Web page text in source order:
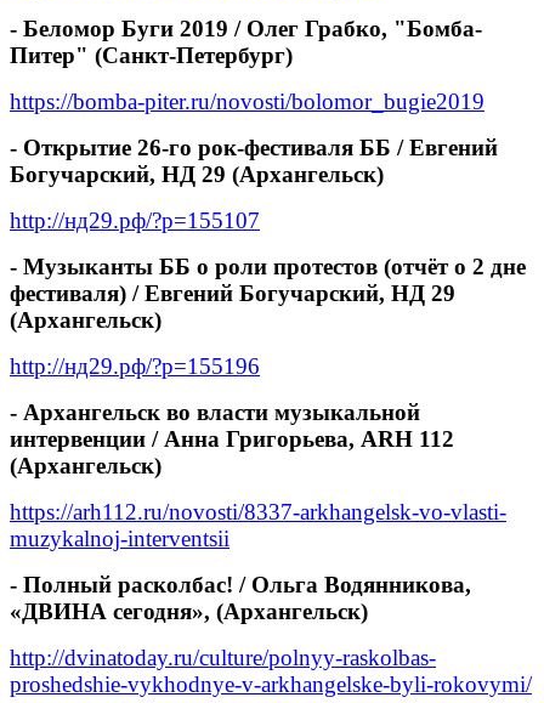
- Беломор Буги 2019 / Олег Грабко, "Бомба-
Питер" (Санкт-Петербург)
https://bomba-piter.ru/novosti/bolomor_bugie2019
- Открытие 26-го рок-фестиваля ББ / Евгений
Богучарский, НД 29 (Архангельск)
http://нд29.рф/?p=155107
- Музыканты ББ о роли протестов (отчёт о 2 дне
фестиваля) /Евгений Богучарский, НД 29
(Архангельск)
http://нд29.рф/?p=155196
- Архангельск во власти музыкальной
интервенции / Анна Григорьева, ARH 112
(Архангельск)
https://arh112.ru/novosti/8337-arkhangelsk-vo-vlasti-
muzykalnoj-interventsii
- Полный расколбас! / Ольга Водянникова,
«ДВИНА сегодня», (Архангельск)
http://dvinatoday.ru/culture/polnyy-raskolbas-
proshedshie-vykhodnye-v-arkhangelske-byli-rokovymi/